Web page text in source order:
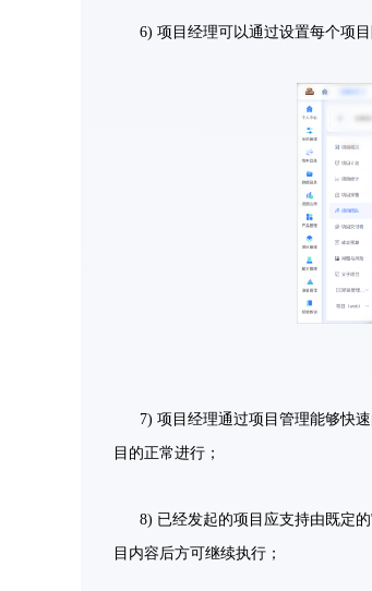
6) 项目经理可以通过设置每个项
7) 项目经理通过项目管理能够快
目的正常进行；
8) 已经发起的项目应支持由既定
目内容后方可继续执行；